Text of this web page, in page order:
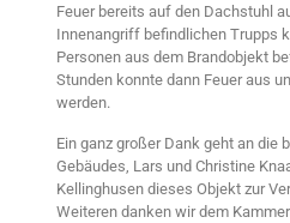
Feuer bereits auf den Dachstuhl
Innenangriff befindlichen Trupps
Personen aus dem Brandobjekt
Stunden konnte dann Feuer aus
werden.
Ein ganz großer Dank geht an die
Gebäudes, Lars und Christine
Kellinghusen dieses Objekt zur
Weiteren danken wir dem